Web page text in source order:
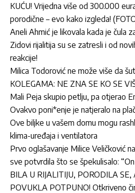
KUĆU! Vrijedna više od 300.000
porodične – evo kako izgleda!
Aneli Ahmić je likovala kada je čula
Zidovi rijalitija su se zatresli i od
reakcije!
Milica Todorović ne može više da
KOLEGAMA: NE ZNA SE KO SE
Mali Peja skupio petlju, pa otjerao
Ovakvo poni*enje je natjeralo na
Ove biljke u vašem domu mogu
klima-uređaja i ventilatora
Prvo oglašavanje Milice Veličković
sve potvrdila što se špekulisalo:
BILA U RIJALITIJU, PORODILA SE,
POVUKLA POTPUNO! Otkriveno